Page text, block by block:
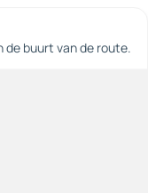
de buurt van de route.